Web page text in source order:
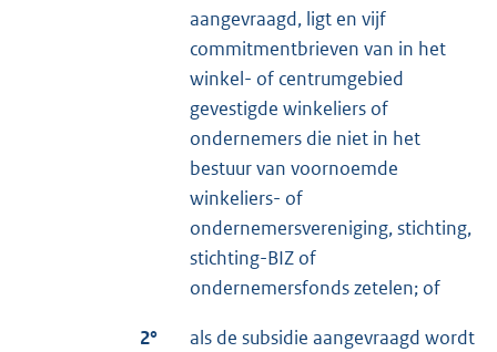
aangevraagd, ligt en vijf
commitmentbrieven van in het
winkel- of centrumgebied
gevestigde winkeliers of
ondernemers die niet in het
bestuur van voornoemde
winkeliers- of
ondernemersvereniging, stichting,
stichting-BIZ of
ondernemersfonds zetelen; of
2°
als de subsidie aangevraagd wordt